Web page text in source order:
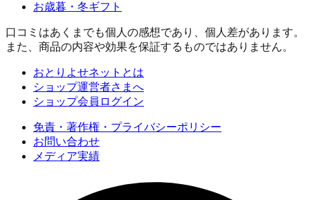
お歳暮・冬ギフト
口コミはあくまでも個人の感想であり、個人差があります。
また、商品の内容や効果を保証するものではありません。
おとりよせネットとは
ショップ運営者さまへ
ショップ会員ログイン
免責・著作権・プライバシーポリシー
お問い合わせ
メディア実績